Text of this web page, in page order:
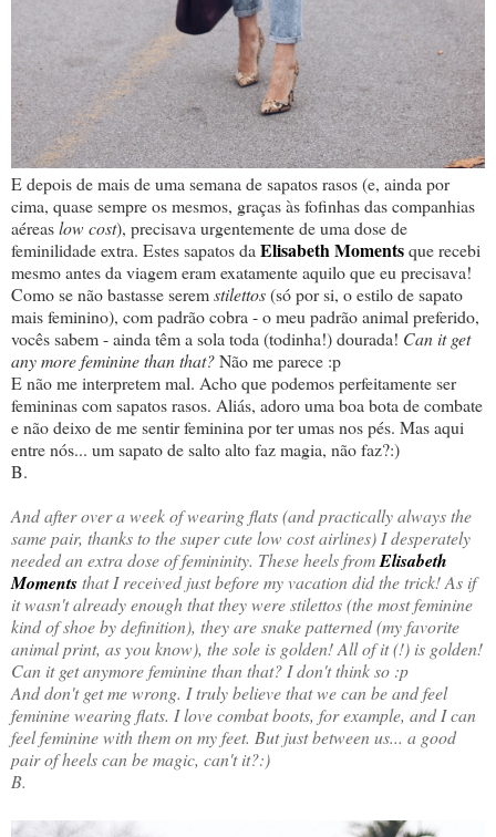
E depois de mais de uma semana de sapatos rasos (e, ainda por
cima, quase sempre os mesmos, graças às fofinhas das companhias
aéreaslow cost), precisava urgentemente de uma dose de
feminilidade extra. Estes sapatos da Elisabeth Momentsque recebi
mesmo antes da viagem eram exatamente aquilo que eu precisava!
Como se não bastasse seremstilettos(só por si, o estilo de sapato
mais feminino), com padrão cobra - o meu padrão animal preferido,
vocês sabem - ainda têm a sola toda (todinha!) dourada! Can it get
any more feminine than that?Não me parece :p
E não me interpretem mal. Acho que podemos perfeitamente ser
femininas com sapatos rasos. Aliás, adoro uma boa bota de combate
e não deixo de me sentir feminina por ter umas nos pés. Mas aqui
entre nós... um sapato de salto alto faz magia, não faz?:)
B.
And after over a week of wearing flats (and practically always the
same pair, thanks to the super cute low cost airlines) I desperately
needed an extra dose of femininity. These heels fromElisabeth
Momentsthat I received just before my vacation did the trick! As if
it wasn't already enough that they were stilettos (the most feminine
kind of shoe by definition), they are snake patterned (my favorite
animal print, as you know), the sole is golden! All of it (!) is golden!
Can it get anymore feminine than that? I don't think so :p
And don't get me wrong. I truly believe that we can be and feel
feminine wearing flats. I love combat boots, for example, and I can
feel feminine with them on my feet. But just between us... a good
pair of heels can be magic, can't it?:)
B.